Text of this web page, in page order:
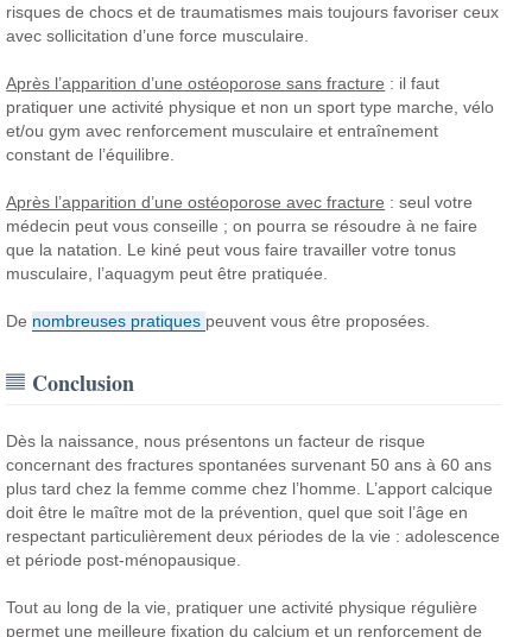
risques de chocs et de traumatismes mais toujours favoriser ceux
avec sollicitation d’une force musculaire.
Après l’apparition d’une ostéoporose sans fracture : il faut
pratiquer une activité physique et non un sport type marche, vélo
et/ou gym avec renforcement musculaire et entraînement
constant de l’équilibre.
Après l’apparition d’une ostéoporose avec fracture : seul votre
médecin peut vous conseille ; on pourra se résoudre à ne faire
que la natation. Le kiné peut vous faire travailler votre tonus
musculaire, l’aquagym peut être pratiquée.
De nombreuses pratiques peuvent vous être proposées.
Conclusion
Dès la naissance, nous présentons un facteur de risque
concernant des fractures spontanées survenant 50 ans à 60 ans
plus tard chez la femme comme chez l’homme. L’apport calcique
doit être le maître mot de la prévention, quel que soit l’âge en
respectant particulièrement deux périodes de la vie : adolescence
et période post-ménopausique.
Tout au long de la vie, pratiquer une activité physique régulière
permet une meilleure fixation du calcium et un renforcement de